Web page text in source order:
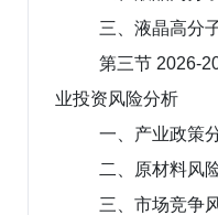
三、液晶高分
第三节 2026-
业投资风险分析
一、产业政策
二、原材料风
三、市场竞争